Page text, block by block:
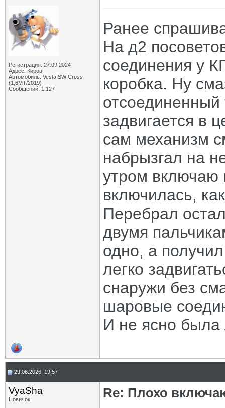
Регистрация: 27.09.2024
Адрес: Киров
Автомобиль: Vesta SW Cross
(1,6МТ/2019)
Сообщений: 1,127
Ранее
На д2
соединения у
коробка. Ну
отсоединенный
задвигается в
сам механизм
набрызгал на
утром включаю
включилась,
Перебрал
двумя
одно, а
легко
снаружи без
шаровые
И не ясно была
29.06.2026, 19:57
VyaSha
Новичок
Re: Плохо